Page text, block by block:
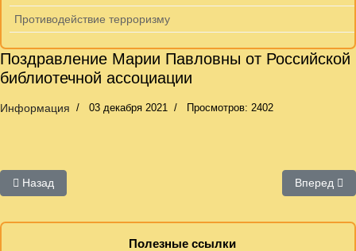
Противодействие терроризму
Поздравление Марии Павловны от Российской
библиотечной ассоциации
Информация 03 декабря 2021 Просмотров: 2402
Предыдущий: Официальные документы
Назад Вперед
Полезные ссылки